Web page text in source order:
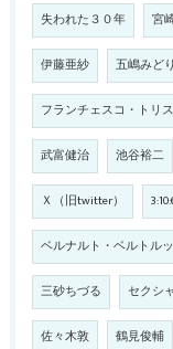
失われた３０年 宮
伊藤亜紗 五嶋みどり
フランチェスコ・トリ
武富健治 池谷裕二
Ｘ（旧twitter）
ベルナルト・ベルトル
三砂ちづる セクシ
佐々木敦 鶴見俊輔